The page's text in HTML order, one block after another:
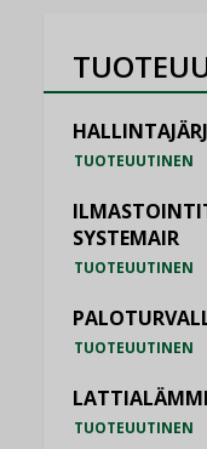
TUOTEUUTINEN
SYSTEMAIR
TUOTEUUTINEN
TUOTEUUTINEN
TUOTEUUTINEN